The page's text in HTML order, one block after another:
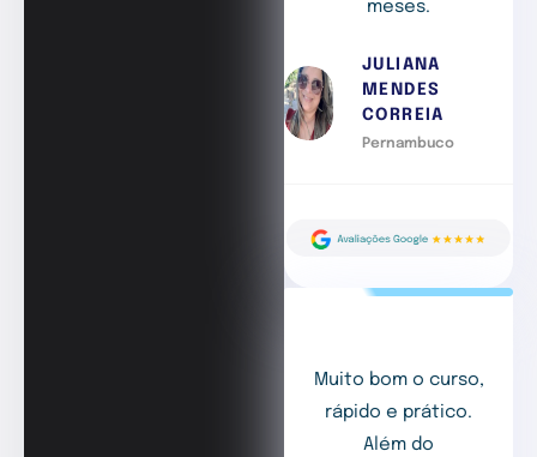
meses.
JULIANA
MENDES
CORREIA
Pernambuco
Muito bom o curso,
rápido e prático.
Além do